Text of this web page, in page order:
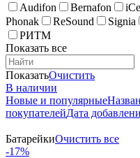
Audifon
Bernafon
Phonak
ReSound Signia
РИТМ
Показать все
ПоказатьОчистить
В наличии
Новые и популярные
покупателейДата
БатарейкиОчистить все
-17%